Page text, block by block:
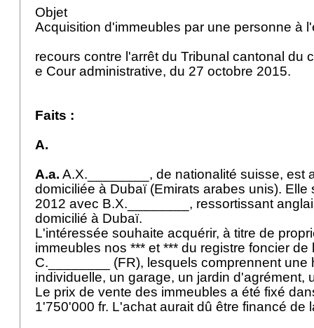
Objet
Acquisition d'immeubles par une personne à
recours contre l'arrêt du Tribunal cantonal du
e Cour administrative, du 27 octobre 2015.
Faits :
A.
A.a. A.X.________, de nationalité suisse, est
domiciliée à Dubaï (Emirats arabes unis). Elle
2012 avec B.X.________, ressortissant
domicilié à Dubaï.
L'intéressée souhaite acquérir, à titre de
immeubles nos *** et *** du registre foncier
C.________ (FR), lesquels comprennent une
individuelle, un garage, un jardin d'agrément,
Le prix de vente des immeubles a été fixé
1'750'000 fr. L'achat aurait dû être financé de